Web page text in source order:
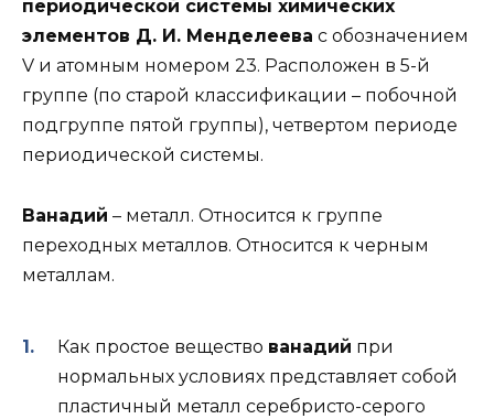
периодической системы химических
элементов Д. И. Менделеева с обозначением
V и атомным номером 23. Расположен в 5-й
группе (по старой классификации – побочной
подгруппе пятой группы), четвертом периоде
периодической системы.
Ванадий – металл. Относится к группе
переходных металлов. Относится к черным
металлам.
Как простое вещество ванадий при
нормальных условиях представляет собой
пластичный металл серебристо-серого